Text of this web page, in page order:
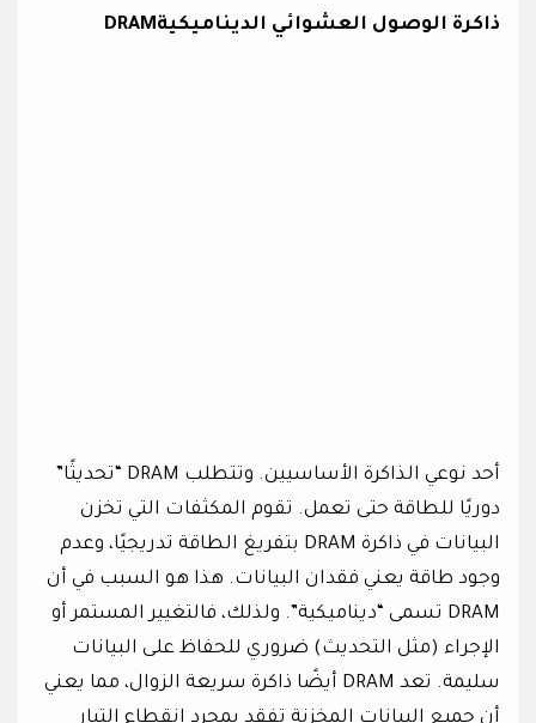
ذاكرة الوصول العشوائي الديناميكيةDRAM
أحد نوعي الذاكرة الأساسيين. وتتطلب DRAM “تحديثًا”
دوريًا للطاقة حتى تعمل. تقوم المكثفات التي تخزن
البيانات في ذاكرة DRAM بتفريغ الطاقة تدريجيًا، وعدم
وجود طاقة يعني فقدان البيانات. هذا هو السبب في أن
DRAM تسمى “ديناميكية”. ولذلك، فالتغيير المستمر أو
الإجراء (مثل التحديث) ضروري للحفاظ على البيانات
سليمة. تعد DRAM أيضًا ذاكرة سريعة الزوال، مما يعني
أن جميع البيانات المخزنة تفقد بمجرد انقطاع التيار